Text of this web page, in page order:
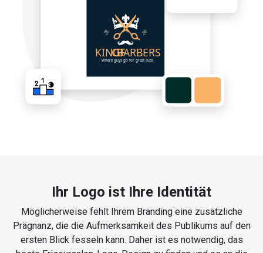
Ihr Logo ist Ihre Identität
Möglicherweise fehlt Ihrem Branding eine zusätzliche
Prägnanz, die die Aufmerksamkeit des Publikums auf den
ersten Blick fesseln kann. Daher ist es notwendig, das